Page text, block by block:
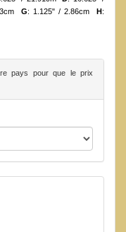
G: 1.125" / 2.86cm H:
pays pour que le prix